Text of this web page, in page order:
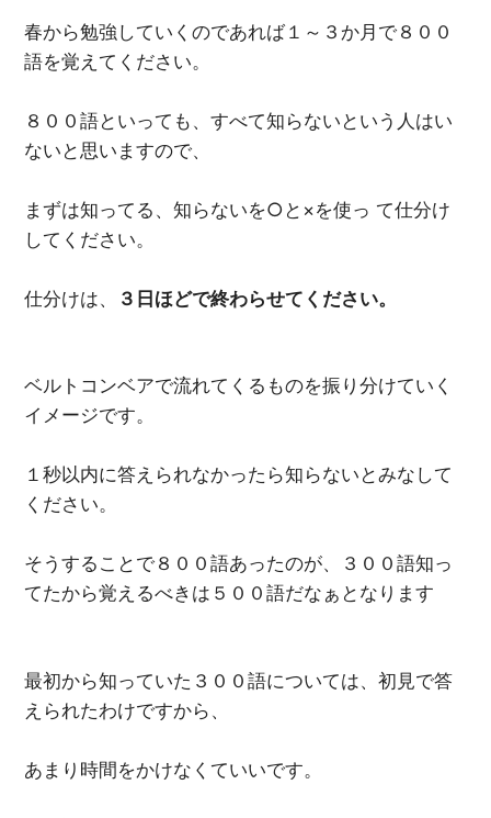
春から勉強していくのであれば１～３か月で８００
語を覚えてください。
８００語といっても、すべて知らないという人はい
ないと思いますので、
まずは知ってる、知らないを○と×を使っ て仕分け
してください。
仕分けは、 ３日ほどで終わらせてください。
ベルトコンベアで流れてくるものを振り分けていく
イメージです。
１秒以内に答えられなかったら知らないとみなして
ください。
そうすることで８００語あったのが、３００語知っ
てたから覚えるべきは５００語だなぁとなります
最初から知っていた３００語については、初見で答
えられたわけですから、
あまり時間をかけなくていいです。